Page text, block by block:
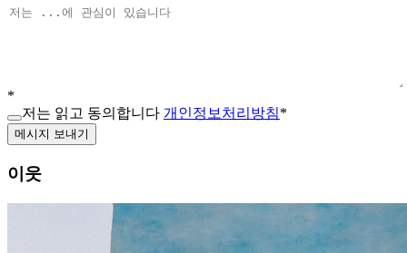
*
저는 읽고 동의합니다 개인정보처리방침*
메시지 보내기
이웃